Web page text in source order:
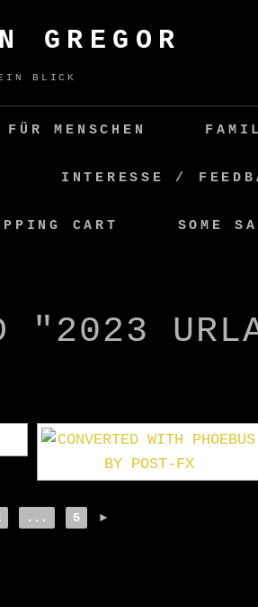
GREGOR
BLICK
MENSCHEN
INTERESSE /
CART SOME
"2023
... 5 ►